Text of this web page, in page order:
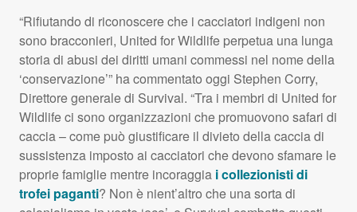
“Rifiutando di riconoscere che i cacciatori indigeni non
sono bracconieri, United for Wildlife perpetua una lunga
storia di abusi dei diritti umani commessi nel nome della
‘conservazione’” ha commentato oggi Stephen Corry,
Direttore generale di Survival. “Tra i membri di United for
Wildlife ci sono organizzazioni che promuovono safari di
caccia – come può giustificare il divieto della caccia di
sussistenza imposto ai cacciatori che devono sfamare le
proprie famiglie mentre incoraggia i collezionisti di
trofei paganti? Non è nient’altro che una sorta di